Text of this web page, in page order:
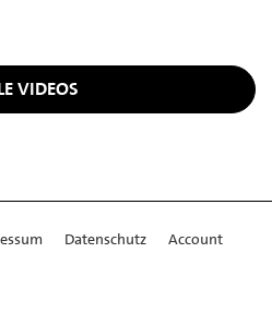
VIDEOS
Datenschutz
Account